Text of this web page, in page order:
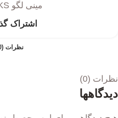
مینی لگو BRICKS
اشتراک
نظرات (0)
نظرات (0)
دیدگاهها